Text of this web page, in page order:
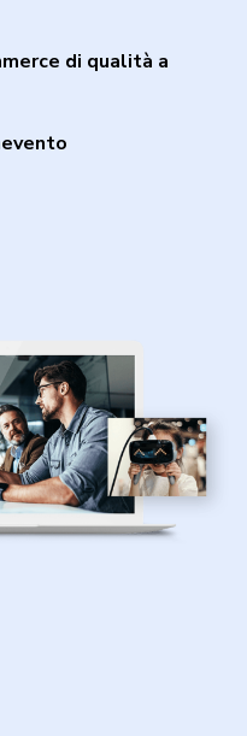
di qualità a